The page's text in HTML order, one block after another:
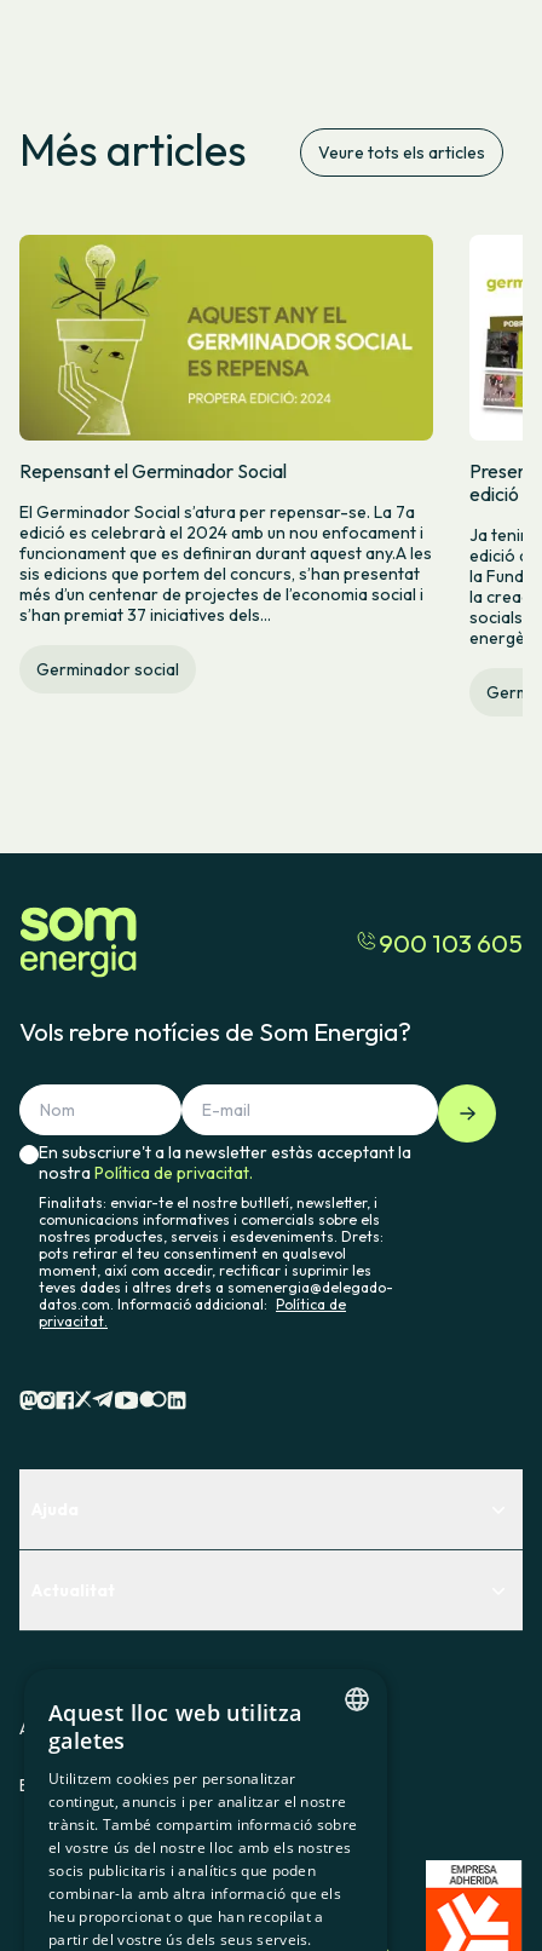
Més articles Veure tots els articles
Repensant el Germinador Social
El Germinador Social s’atura per repensar-se. La 7a
edició es celebrarà el 2024 amb un nou enfocament i
funcionament que es definiran durant aquest any.A les
sis edicions que portem del concurs, s’han presentat
més d’un centenar de projectes de l’economia social i
s’han premiat 37 iniciatives dels...
Germinador social
edició
Ja tenim
edició
la
la
socials
900 103 605
Vols rebre notícies de Som Energia?
En subscriure't a la newsletter estàs acceptant la
nostraPolítica de privacitat.
Finalitats: enviar-te el nostre butlletí, newsletter, i
comunicacions informatives i comercials sobre els
nostres productes, serveis i esdeveniments. Drets:
pots retirar el teu consentiment en qualsevol
moment, així com accedir, rectificar i suprimir les
teves dades i altres drets a somenergia@delegado-
datos.com. Informació addicional: Política de
privacitat.
Premsa
Treballa amb nosaltres
Avis legal
ES CAGLEU
SPANISH
GL
BASQUE
Aquest lloc web utilitza
galetes
Utilitzem cookies per personalitzar
contingut, anuncis i per analitzar el nostre
trànsit. També compartim informació sobre
el vostre ús del nostre lloc amb els nostres
socis publicitaris i analítics que poden
combinar-la amb altra informació que els
heu proporcionat o que han recopilat a
partir del vostre ús dels seus serveis.